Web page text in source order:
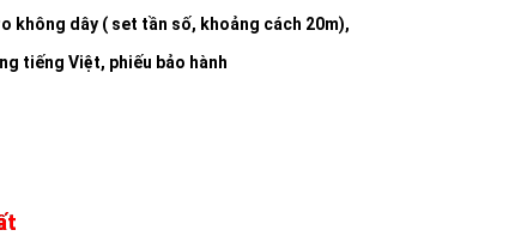
không dây ( set tần số, khoảng cách 20m),
tiếng Việt, phiếu bảo hành